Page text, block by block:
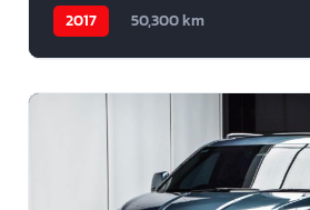
2017 50,300 km